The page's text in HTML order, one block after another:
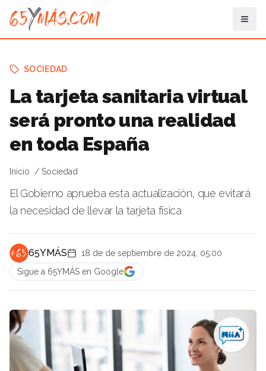
SOCIEDAD
La tarjeta sanitaria virtual
será pronto una realidad
en toda España
Inicio Sociedad
El Gobierno aprueba esta actualización, que evitará
la necesidad de llevar la tarjeta física
65YMÁS
18 de de septiembre de 2024, 05:00
Sigue a 65YMÁS en Google